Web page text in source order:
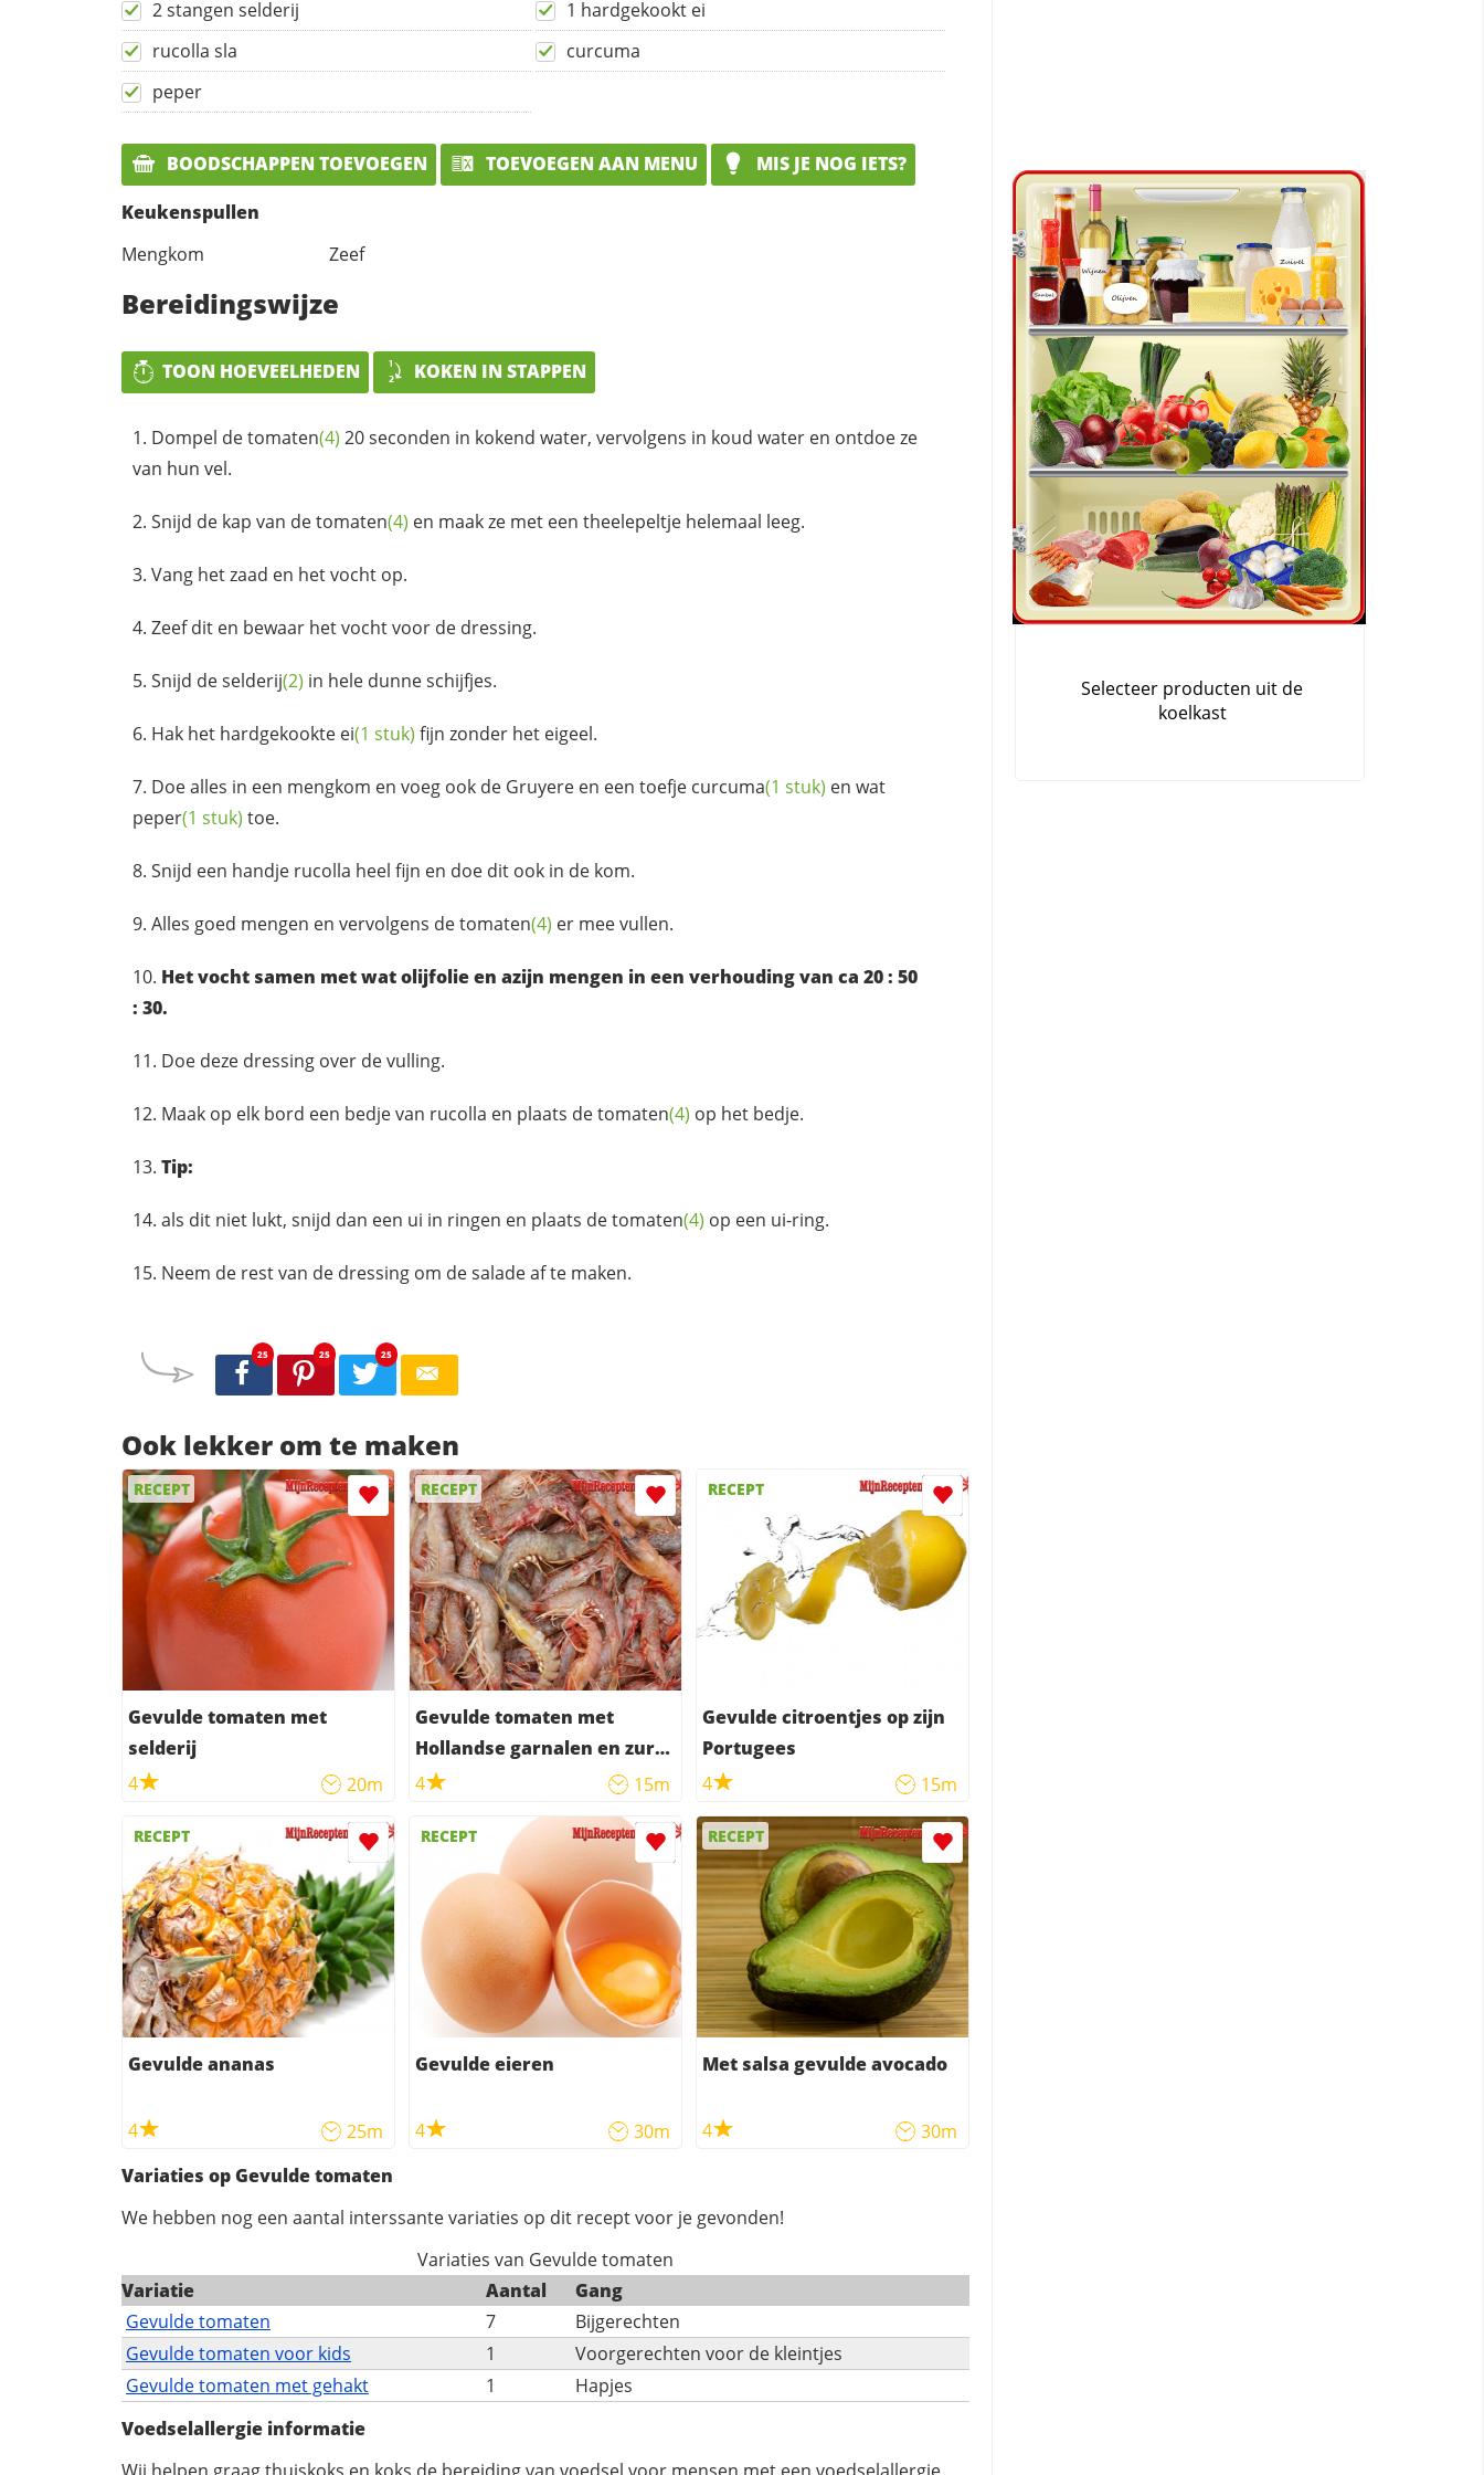
2 stangen selderij
1 hardgekookt ei
rucolla sla
curcuma
peper
BOODSCHAPPEN TOEVOEGEN TOEVOEGEN AAN MENU
MIS JE NOG IETS?
Keukenspullen
Mengkom
Zeef
Bereidingswijze
TOON HOEVEELHEDEN KOKEN IN STAPPEN
Dompel detomaten(4) 20 seconden in kokend water, vervolgens in koud water en ontdoe ze
van hun vel.
Snijd de kap van detomaten(4) en maak ze met een theelepeltje helemaal leeg.
Vang het zaad en het vocht op.
Zeef dit en bewaar het vocht voor de dressing.
Snijd deselderij(2) in hele dunne schijfjes.
Hak het hardgekookte ei(1 stuk) fijn zonder het eigeel.
Doe alles in een mengkom en voeg ook de Gruyere en een toefje curcuma(1 stuk) en wat
peper(1 stuk) toe.
Snijd een handje rucolla heel fijn en doe dit ook in de kom.
Alles goed mengen en vervolgens detomaten(4) er mee vullen.
Het vocht samen met wat olijfolie en azijn mengen in een verhouding van ca 20 : 50
: 30.
Doe deze dressing over de vulling.
Maak op elk bord een bedje van rucolla en plaats detomaten(4) op het bedje.
Tip:
als dit niet lukt, snijd dan een ui in ringen en plaats detomaten(4) op een ui-ring.
Neem de rest van de dressing om de salade af te maken.
25 25 25
Ook lekker om te maken
RECEPT
Gevulde tomaten met
selderij
4
20m
RECEPT
Gevulde tomaten met
Hollandse garnalen en zure
room
4 15m
RECEPT
Gevulde citroentjes op zijn
Portugees
4
15m
RECEPT
Gevulde ananas
4 25m
RECEPT
Gevulde eieren
4 30m
RECEPT
Met salsa gevulde avocado
4
30m
Variaties op Gevulde tomaten
We hebben nog een aantal interssante variaties op dit recept voor je gevonden!
Variaties van Gevulde tomaten
Variatie
Aantal
Gang
Gevulde tomaten
7
Bijgerechten
Gevulde tomaten voor kids
1
Voorgerechten voor de kleintjes
Gevulde tomaten met gehakt
1
Hapjes
Voedselallergie informatie